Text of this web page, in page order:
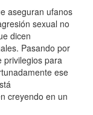
aseguran ufanos
sexual no
dicen
Pasando por
privilegios para
ese
creyendo en un